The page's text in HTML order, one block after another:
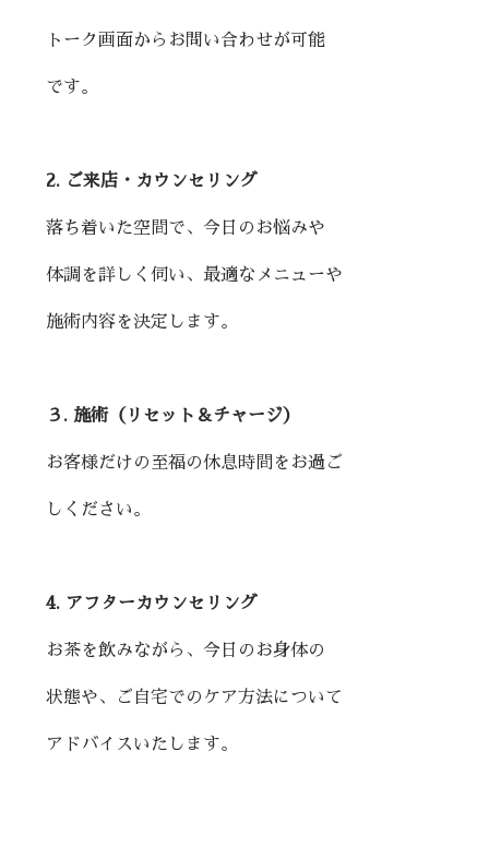
トーク画面からお問い合わせが可能
です。
2. ご来店・カウンセリング
落ち着いた空間で、今日のお悩みや
体調を詳しく伺い、最適なメニューや
施術内容を決定します。
３. 施術（リセット＆チャージ）
お客様だけの至福の休息時間をお過ご
しください。
4. アフターカウンセリング
お茶を飲みながら、今日のお身体の
状態や、ご自宅でのケア方法について
アドバイスいたします。